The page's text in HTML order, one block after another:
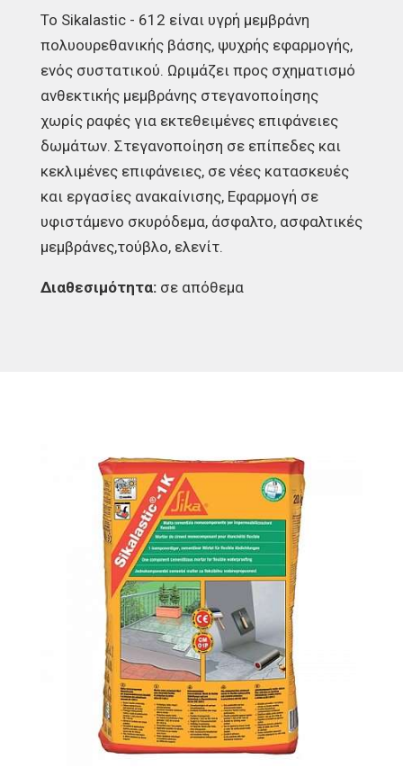
Το Sikalastic - 612 είναι υγρή μεμβράνη
πολυουρεθανικής βάσης, ψυχρής εφαρμογής,
ενός συστατικού. Ωριμάζει προς σχηματισμό
ανθεκτικής μεμβράνης στεγανοποίησης
χωρίς ραφές για εκτεθειμένες επιφάνειες
δωμάτων. Στεγανοποίηση σε επίπεδες και
κεκλιμένες επιφάνειες, σε νέες κατασκευές
και εργασίες ανακαίνισης, Εφαρμογή σε
υφιστάμενο σκυρόδεμα, άσφαλτο, ασφαλτικές
μεμβράνες,τούβλο, ελενίτ.
Διαθεσιμότητα:σε απόθεμα